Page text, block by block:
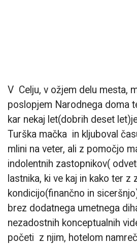
V Celju, v ožjem delu mesta,
poslopjem Narodnega doma
kar nekaj let(dobrih deset
Turška mačka in kljuboval
mlini na veter, ali z pomočjo
indolentnih zastopnikov(
lastnika, ki ve kaj in kako ter z
kondicijo(finančno in
brez dodatnega umetnega
nezadostnih konceptualnih
početi z njim, hotelom